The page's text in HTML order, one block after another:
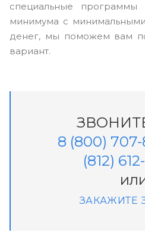
специальные программы
минимума с
денег, мы поможем вам
вариант.
8 (800)
(812)
ЗАКАЖИТЕ